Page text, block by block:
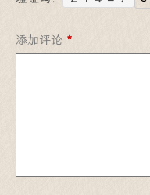
添加评论 *